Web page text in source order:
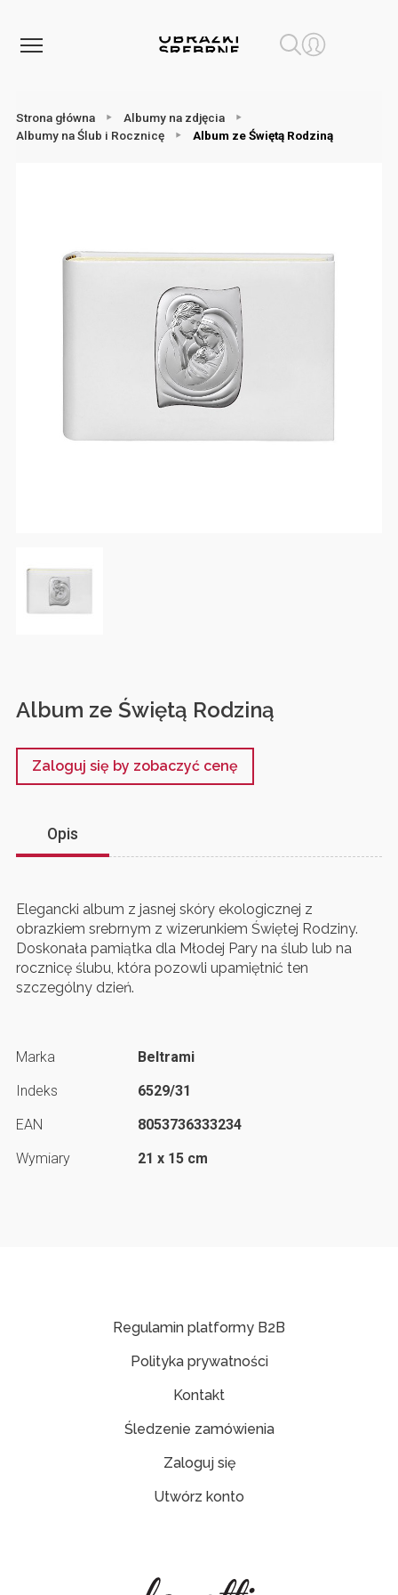
Strona główna
Albumy na zdjęcia
Albumy na Ślub i Rocznicę
Album ze Świętą Rodziną
Album ze Świętą Rodziną
Zaloguj się by zobaczyć cenę
Opis
Elegancki album z jasnej skóry ekologicznej z
obrazkiem srebrnym z wizerunkiem Świętej Rodziny.
Doskonała pamiątka dla Młodej Pary na ślub lub na
rocznicę ślubu, która pozowli upamiętnić ten
szczególny dzień.
Marka
Beltrami
Indeks
6529/31
EAN
8053736333234
Wymiary
21 x 15 cm
Regulamin platformy B2B
Polityka prywatności
Kontakt
Śledzenie zamówienia
Zaloguj się
Utwórz konto